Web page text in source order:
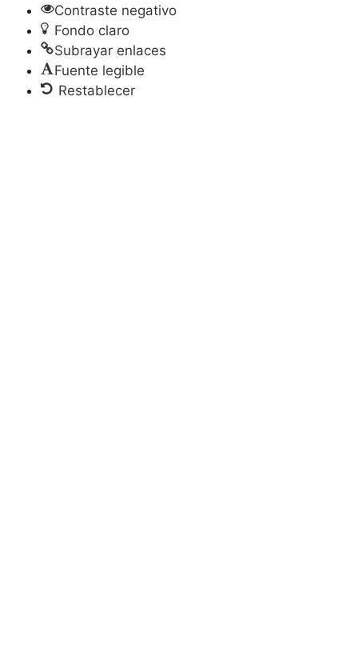
Contraste negativo
Fondo claro
Subrayar enlaces
Fuente legible
Restablecer